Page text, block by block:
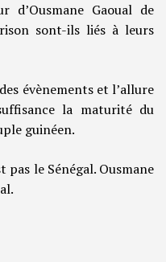
d’Ousmane Gaoual de
sont-ils liés à leurs
évènements et l’allure
la maturité du
guinéen.
pas le Sénégal. Ousmane